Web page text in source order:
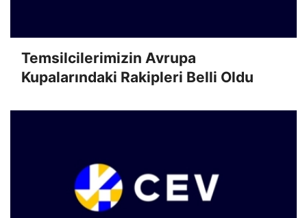
Temsilcilerimizin Avrupa
Kupalarındaki Rakipleri Belli Oldu